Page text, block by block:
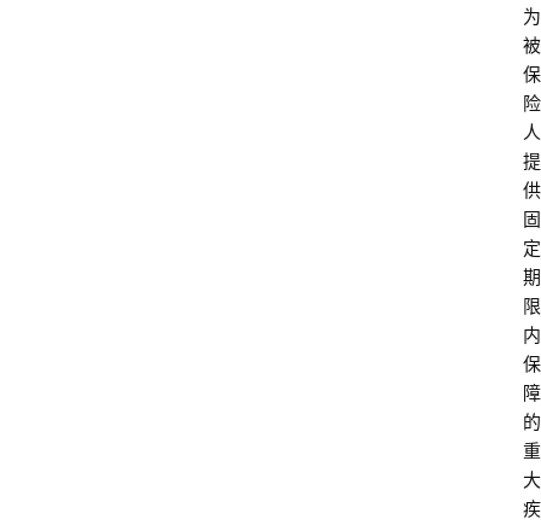
为
被
保
险
人
提
供
固
定
期
限
内
保
障
的
重
大
疾